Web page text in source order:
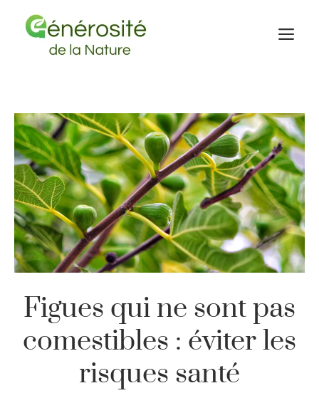
Figues qui ne sont pas
comestibles : éviter les
risques santé